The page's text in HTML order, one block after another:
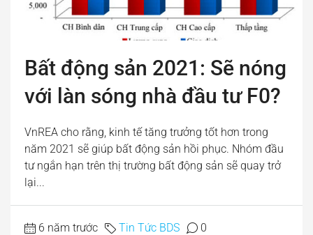
Bất động sản 2021: Sẽ nóng
với làn sóng nhà đầu tư F0?
VnREA cho rằng, kinh tế tăng trưởng tốt hơn trong
năm 2021 sẽ giúp bất động sản hồi phục. Nhóm đầu
tư ngắn hạn trên thị trường bất động sản sẽ quay trở
lại...
6 năm trước Tin Tức BDS 0